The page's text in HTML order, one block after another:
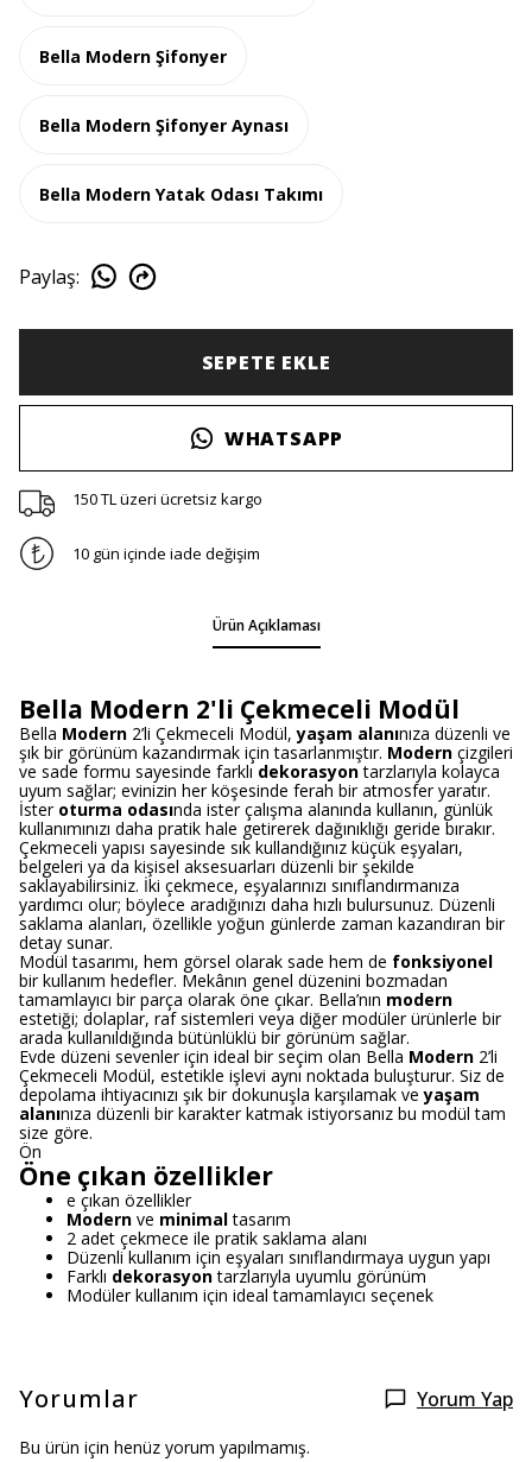
Bella Modern Şifonyer
Bella Modern Şifonyer Aynası
Bella Modern Yatak Odası Takımı
Paylaş:
SEPETE EKLE
WHATSAPP
150 TL üzeri ücretsiz kargo
10 gün içinde iade değişim
Ürün Açıklaması
Bella Modern 2'li Çekmeceli Modül
Bella Modern 2’li Çekmeceli Modül,yaşam alanınıza düzenli ve
şık bir görünüm kazandırmak için tasarlanmıştır. Modern çizgileri
ve sade formu sayesinde farklı dekorasyontarzlarıyla kolayca
uyum sağlar; evinizin her köşesinde ferah bir atmosfer yaratır.
İster oturma odasında ister çalışma alanında kullanın, günlük
kullanımınızı daha pratik hale getirerek dağınıklığı geride bırakır.
Çekmeceli yapısı sayesinde sık kullandığınız küçük eşyaları,
belgeleri ya da kişisel aksesuarları düzenli bir şekilde
saklayabilirsiniz. İki çekmece, eşyalarınızı sınıflandırmanıza
yardımcı olur; böylece aradığınızı daha hızlı bulursunuz. Düzenli
saklama alanları, özellikle yoğun günlerde zaman kazandıran bir
detay sunar.
Modül tasarımı, hem görsel olarak sade hem de fonksiyonel
bir kullanım hedefler. Mekânın genel düzenini bozmadan
tamamlayıcı bir parça olarak öne çıkar. Bella’nın modern
estetiği; dolaplar, raf sistemleri veya diğer modüler ürünlerle bir
arada kullanıldığında bütünlüklü bir görünüm sağlar.
Evde düzeni sevenler için ideal bir seçim olan Bella Modern 2’li
Çekmeceli Modül, estetikle işlevi aynı noktada buluşturur. Siz de
depolama ihtiyacınızı şık bir dokunuşla karşılamak veyaşam
alanınıza düzenli bir karakter katmak istiyorsanız bu modül tam
size göre.
Ön
Öne çıkan özellikler
e çıkan özellikler
Modern ve minimaltasarım
2 adet çekmece ile pratik saklama alanı
Düzenli kullanım için eşyaları sınıflandırmaya uygun yapı
Farklı dekorasyontarzlarıyla uyumlu görünüm
Modüler kullanım için ideal tamamlayıcı seçenek
Yorumlar Yorum Yap
Bu ürün için henüz yorum yapılmamış.